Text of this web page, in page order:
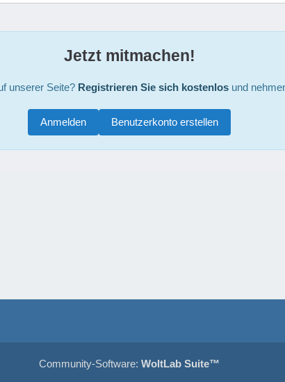
Jetzt mitmachen!
unserer Seite? Registrieren Sie sich kostenlosund
Benutzerkonto erstellen
Anmelden
Community-Software: WoltLab Suite™